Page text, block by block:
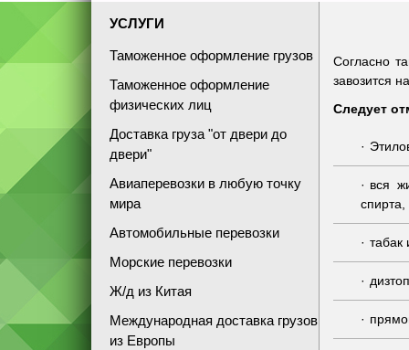
УСЛУГИ
Таможенное оформление грузов
Таможенное оформление
физических лиц
Доставка груза "от двери до
двери"
Авиаперевозки в любую точку
мира
Автомобильные перевозки
Морские перевозки
Ж/д из Китая
Международная доставка грузов
из Европы
Согласно
завозится
Следует
вся
спирта,
табак